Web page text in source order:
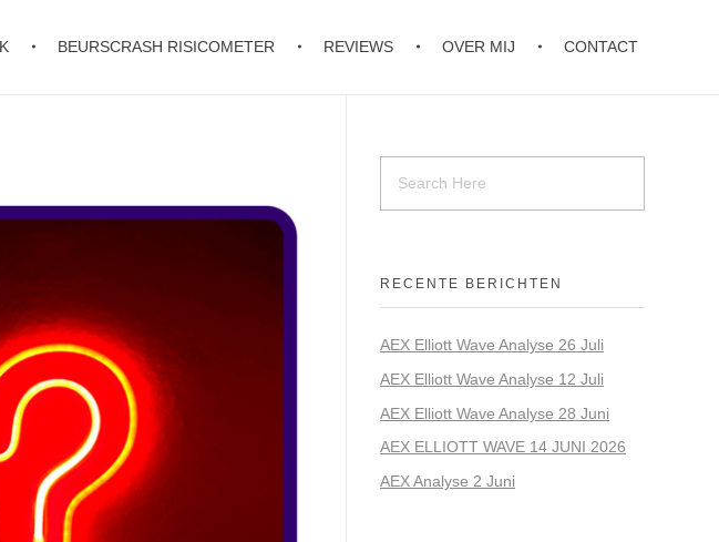
BEURSCRASH RISICOMETER REVIEWS OVER MIJ CONTACT
RECENTE BERICHTEN
AEX Elliott Wave Analyse 26 Juli
AEX Elliott Wave Analyse 12 Juli
AEX Elliott Wave Analyse 28 Juni
AEX ELLIOTT WAVE 14 JUNI 2026
AEX Analyse 2 Juni